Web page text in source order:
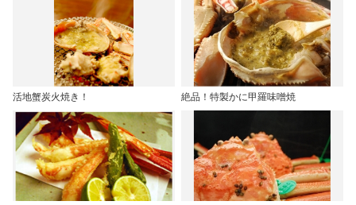
活地蟹炭火焼き！ 絶品！特製かに甲羅味噌焼